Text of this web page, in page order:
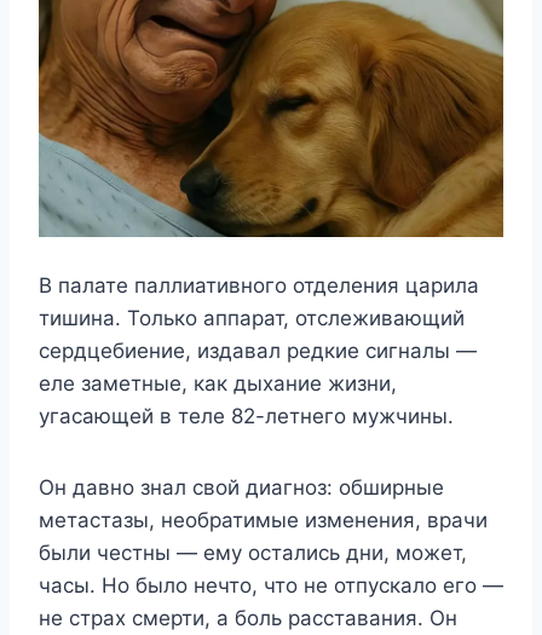
В палате паллиативного отделения царила
тишина. Только аппарат, отслеживающий
сердцебиение, издавал редкие сигналы —
еле заметные, как дыхание жизни,
угасающей в теле 82-летнего мужчины.
Он давно знал свой диагноз: обширные
метастазы, необратимые изменения, врачи
были честны — ему остались дни, может,
часы. Но было нечто, что не отпускало его —
не страх смерти, а боль расставания. Он